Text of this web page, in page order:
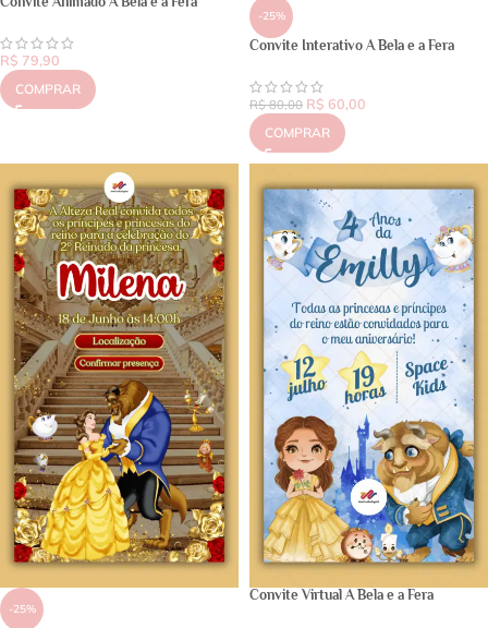
R$ 79,90
COMPRAR
-25%
Convite Interativo A Bela e a Fera
R$80,00 R$ 60,00
COMPRAR
-25%
Convite Virtual A Bela e a Fera